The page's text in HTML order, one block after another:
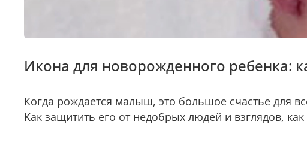
Икона для новорожденного ребенка:
Когда рождается малыш, это большое счастье для
Как защитить его от недобрых людей и взглядов,